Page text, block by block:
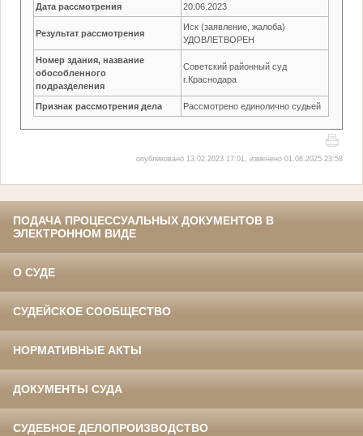
Дата рассмотрения 20.06.2023
Результат рассмотрения
Иск (заявление, жалоба)
УДОВЛЕТВОРЕН
Номер здания, название
обособленного
подразделения
Советский районный суд
г.Краснодара
Признак рассмотрения дела Рассмотрено единолично судьей
опубликовано 13.02.2023 17:01, изменено 01.08.2025 23:58
ПОДАЧА ПРОЦЕССУАЛЬНЫХ ДОКУМЕНТОВ В
ЭЛЕКТРОННОМ ВИДЕ
О СУДЕ
СУДЕЙСКОЕ СООБЩЕСТВО
НОРМАТИВНЫЕ АКТЫ
ДОКУМЕНТЫ СУДА
СУДЕБНОЕ ДЕЛОПРОИЗВОДСТВО